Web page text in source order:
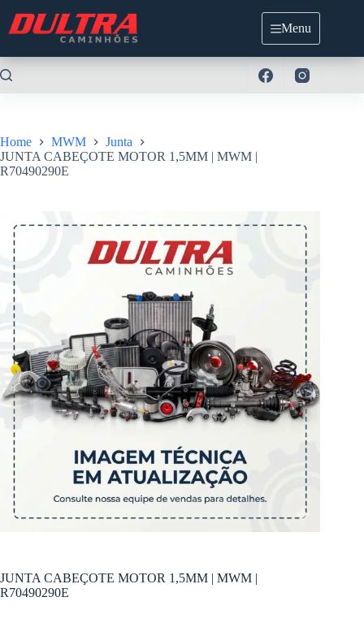
para
Menu
Home MWM
Junta
JUNTA CABEÇOTE MOTOR 1,5MM | MWM |
R70490290E
JUNTA CABEÇOTE MOTOR 1,5MM | MWM |
R70490290E